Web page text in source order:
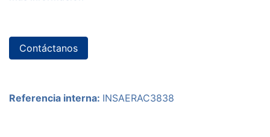
Contáctanos
Referencia interna: INSAERAC3838